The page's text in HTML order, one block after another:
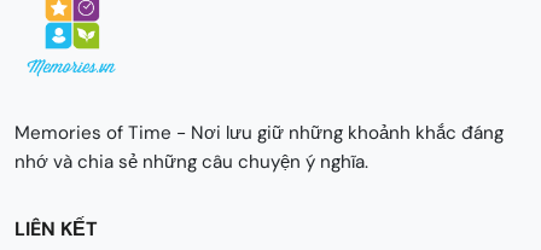
Memories of Time - Nơi lưu giữ những khoảnh khắc đáng
nhớ và chia sẻ những câu chuyện ý nghĩa.
LIÊN KẾT